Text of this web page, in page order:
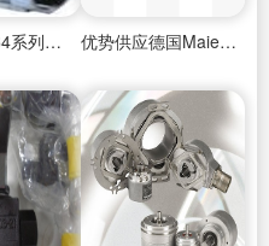
德国GSR 64系列卫生级气动隔膜阀 优势供应德国Maier旋转接头